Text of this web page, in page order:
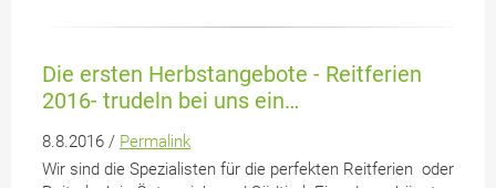
Die ersten Herbstangebote - Reitferien
2016- trudeln bei uns ein…
8.8.2016 / Permalink
Wir sind die Spezialisten für die perfekten Reitferien oder